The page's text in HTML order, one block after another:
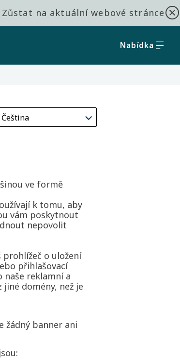
Zůstat na aktuální webové stránce
Nabídka
ve formě
k tomu, aby
vám poskytnout
nepovolit
prohlížeč o uložení
přihlašovací
naše reklamní a
domény, než je
žádný banner ani